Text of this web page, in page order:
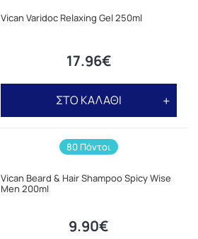
Vican Varidoc Relaxing Gel 250ml
17.96€
ΣΤΟ ΚΑΛΑΘΙ
80 Πόντοι
Vican Beard & Hair Shampoo Spicy Wise
Men 200ml
9.90€